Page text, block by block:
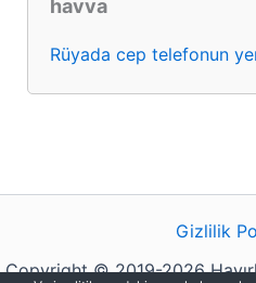
havva
Rüyada cep telefonun
Gizlilik
Copyright © 2019-2026